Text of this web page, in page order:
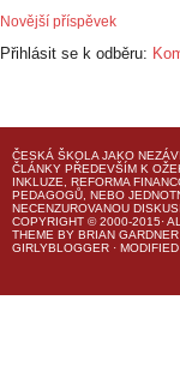
Novější příspěvek
Přihlásit se k odběru:
ČESKÁ ŠKOLA JAKO
ČLÁNKY PŘEDEVŠÍM K
INKLUZE, REFORMA
PEDAGOGŮ, NEBO
NECENZUROVANOU
COPYRIGHT © 2000-2015·
THEME BY BRIAN GARDNER
GIRLYBLOGGER ·